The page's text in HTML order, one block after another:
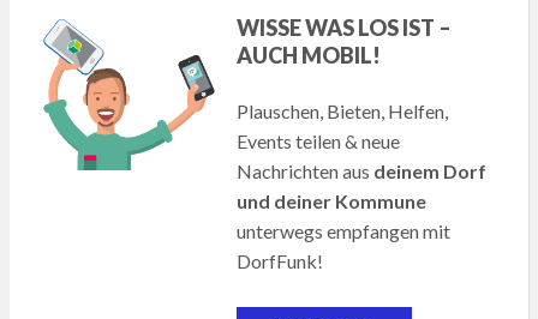
WISSE WAS LOS IST –
AUCH MOBIL!
Plauschen, Bieten, Helfen,
Events teilen & neue
Nachrichten aus deinem Dorf
und deiner Kommune
unterwegs empfangen mit
DorfFunk!